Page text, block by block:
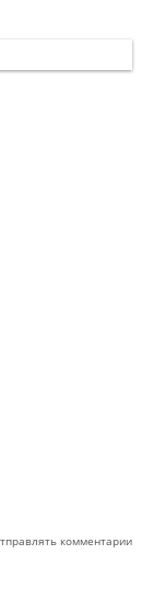
комментарии